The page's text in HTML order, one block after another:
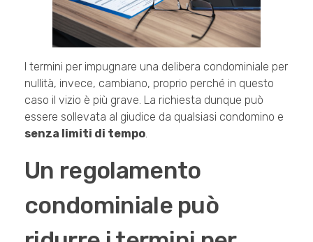
I termini per impugnare una delibera condominiale per
nullità, invece, cambiano, proprio perché in questo
caso il vizio è più grave. La richiesta dunque può
essere sollevata al giudice da qualsiasi condomino e
senza limiti di tempo.
Un regolamento
condominiale può